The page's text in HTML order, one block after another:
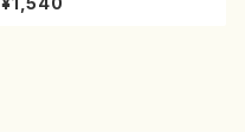
宮城宗家監修/箏曲古典楽譜）